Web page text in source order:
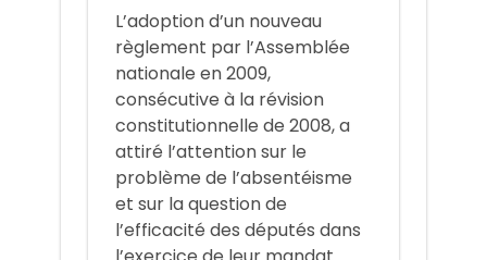
L’adoption d’un nouveau
règlement par l’Assemblée
nationale en 2009,
consécutive à la révision
constitutionnelle de 2008, a
attiré l’attention sur le
problème de l’absentéisme
et sur la question de
l’efficacité des députés dans